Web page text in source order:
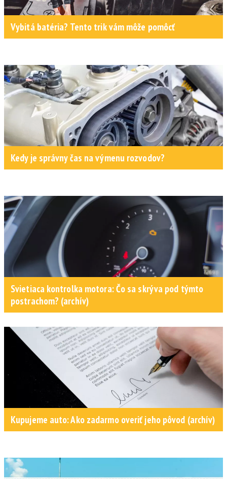
Vybitá batéria? Tento trik vám môže pomôcť
Kedy je správny čas na výmenu rozvodov?
Svietiaca kontrolka motora: Čo sa skrýva pod týmto
postrachom? (archív)
Kupujeme auto: Ako zadarmo overiť jeho pôvod (archív)